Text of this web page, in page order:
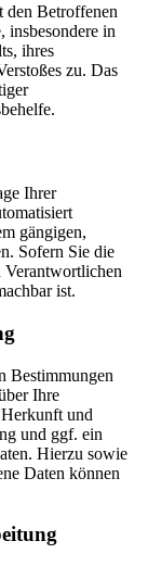
den Betroffenen
insbesondere in
ihres
zu. Das
Ihrer
gängigen,
Sofern Sie die
Verantwortlichen
ist.
Bestimmungen
Ihre
Herkunft und
und ggf. ein
Hierzu sowie
Daten können